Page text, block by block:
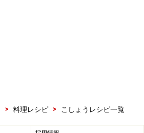
> 料理レシピ > こしょうレシピ一覧